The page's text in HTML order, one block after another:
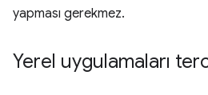
yapması gerekmez.
Yerel uygulamaları